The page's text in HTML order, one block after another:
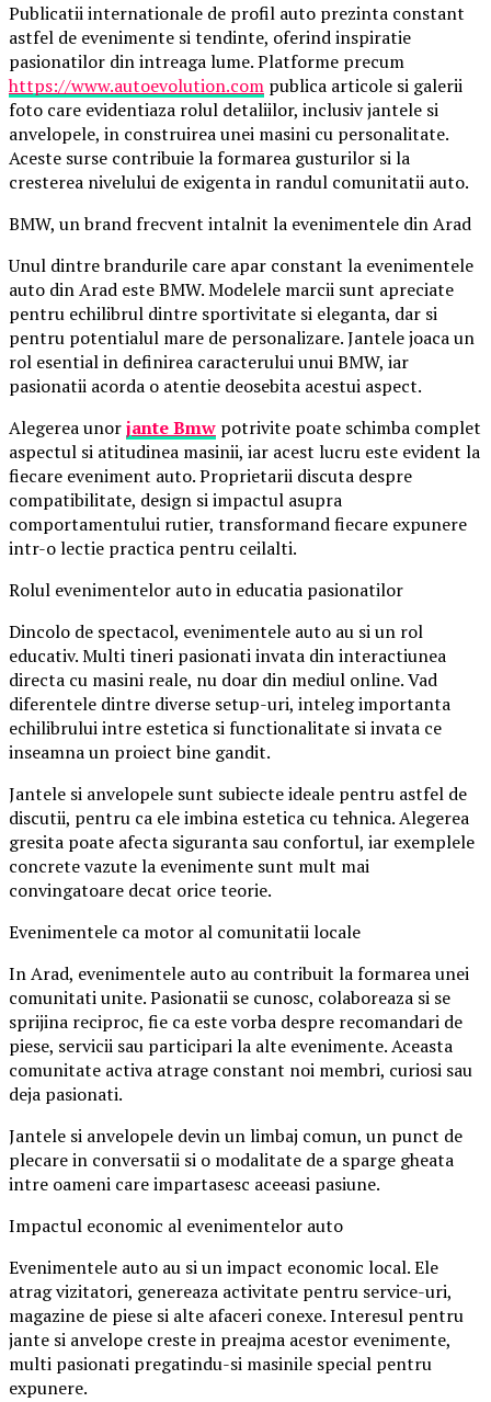
Publicatii internationale de profil auto prezinta constant
astfel de evenimente si tendinte, oferind inspiratie
pasionatilor din intreaga lume. Platforme precum
https://www.autoevolution.com publica articole si galerii
foto care evidentiaza rolul detaliilor, inclusiv jantele si
anvelopele, in construirea unei masini cu personalitate.
Aceste surse contribuie la formarea gusturilor si la
cresterea nivelului de exigenta in randul comunitatii auto.
BMW, un brand frecvent intalnit la evenimentele din Arad
Unul dintre brandurile care apar constant la evenimentele
auto din Arad este BMW. Modelele marcii sunt apreciate
pentru echilibrul dintre sportivitate si eleganta, dar si
pentru potentialul mare de personalizare. Jantele joaca un
rol esential in definirea caracterului unui BMW, iar
pasionatii acorda o atentie deosebita acestui aspect.
Alegerea unorjante Bmw potrivite poate schimba complet
aspectul si atitudinea masinii, iar acest lucru este evident la
fiecare eveniment auto. Proprietarii discuta despre
compatibilitate, design si impactul asupra
comportamentului rutier, transformand fiecare expunere
intr-o lectie practica pentru ceilalti.
Rolul evenimentelor auto in educatia pasionatilor
Dincolo de spectacol, evenimentele auto au si un rol
educativ. Multi tineri pasionati invata din interactiunea
directa cu masini reale, nu doar din mediul online. Vad
diferentele dintre diverse setup-uri, inteleg importanta
echilibrului intre estetica si functionalitate si invata ce
inseamna un proiect bine gandit.
Jantele si anvelopele sunt subiecte ideale pentru astfel de
discutii, pentru ca ele imbina estetica cu tehnica. Alegerea
gresita poate afecta siguranta sau confortul, iar exemplele
concrete vazute la evenimente sunt mult mai
convingatoare decat orice teorie.
Evenimentele ca motor al comunitatii locale
In Arad, evenimentele auto au contribuit la formarea unei
comunitati unite. Pasionatii se cunosc, colaboreaza si se
sprijina reciproc, fie ca este vorba despre recomandari de
piese, servicii sau participari la alte evenimente. Aceasta
comunitate activa atrage constant noi membri, curiosi sau
deja pasionati.
Jantele si anvelopele devin un limbaj comun, un punct de
plecare in conversatii si o modalitate de a sparge gheata
intre oameni care impartasesc aceeasi pasiune.
Impactul economic al evenimentelor auto
Evenimentele auto au si un impact economic local. Ele
atrag vizitatori, genereaza activitate pentru service-uri,
magazine de piese si alte afaceri conexe. Interesul pentru
jante si anvelope creste in preajma acestor evenimente,
multi pasionati pregatindu-si masinile special pentru
expunere.